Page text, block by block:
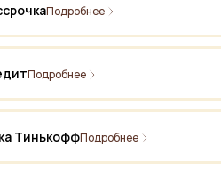
Подробнее
Подробнее
ТинькоффПодробнее